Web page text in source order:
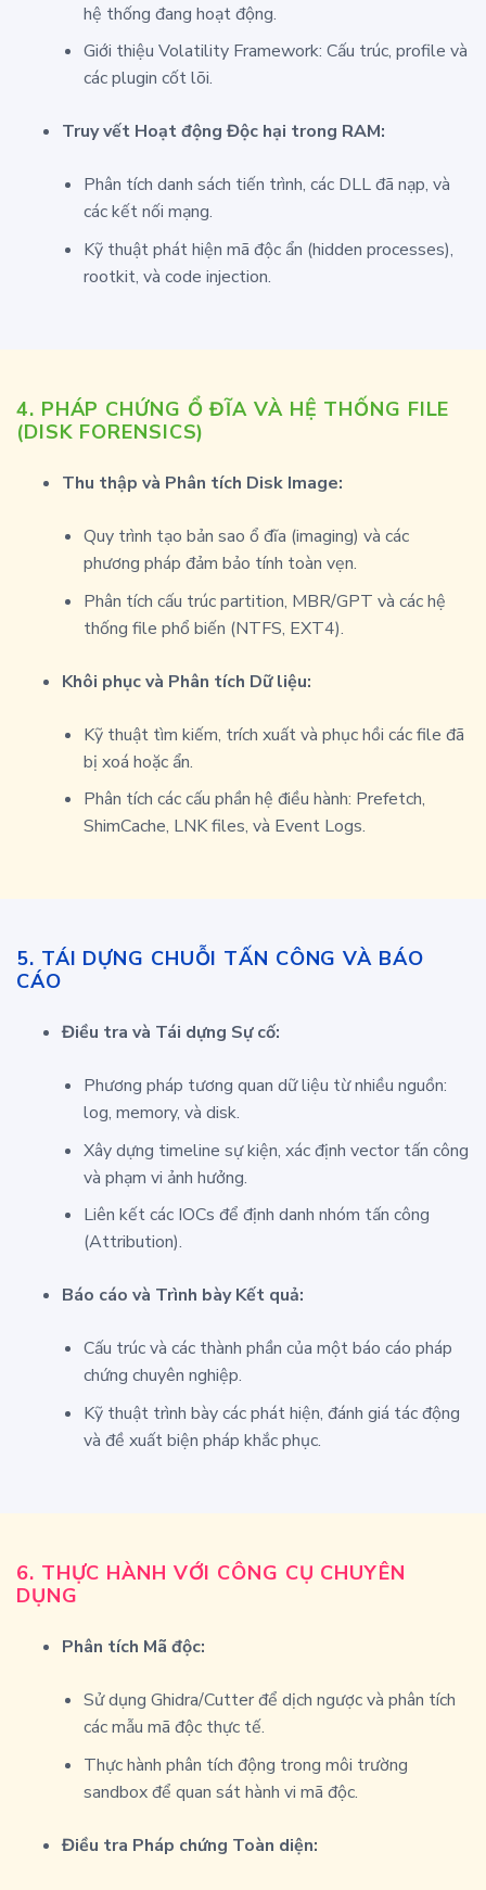
hệ thống đang hoạt động.
Giới thiệu Volatility Framework: Cấu trúc, profile và
các plugin cốt lõi.
Truy vết Hoạt động Độc hại trong RAM:
Phân tích danh sách tiến trình, các DLL đã nạp, và
các kết nối mạng.
Kỹ thuật phát hiện mã độc ẩn (hidden processes),
rootkit, và code injection.
4. PHÁP CHỨNG Ổ ĐĨA VÀ HỆ THỐNG FILE
(DISK FORENSICS)
Thu thập và Phân tích Disk Image:
Quy trình tạo bản sao ổ đĩa (imaging) và các
phương pháp đảm bảo tính toàn vẹn.
Phân tích cấu trúc partition, MBR/GPT và các hệ
thống file phổ biến (NTFS, EXT4).
Khôi phục và Phân tích Dữ liệu:
Kỹ thuật tìm kiếm, trích xuất và phục hồi các file đã
bị xoá hoặc ẩn.
Phân tích các cấu phần hệ điều hành: Prefetch,
ShimCache, LNK files, và Event Logs.
5. TÁI DỰNG CHUỖI TẤN CÔNG VÀ BÁO
CÁO
Điều tra và Tái dựng Sự cố:
Phương pháp tương quan dữ liệu từ nhiều nguồn:
log, memory, và disk.
Xây dựng timeline sự kiện, xác định vector tấn công
và phạm vi ảnh hưởng.
Liên kết các IOCs để định danh nhóm tấn công
(Attribution).
Báo cáo và Trình bày Kết quả:
Cấu trúc và các thành phần của một báo cáo pháp
chứng chuyên nghiệp.
Kỹ thuật trình bày các phát hiện, đánh giá tác động
và đề xuất biện pháp khắc phục.
6. THỰC HÀNH VỚI CÔNG CỤ CHUYÊN
DỤNG
Phân tích Mã độc:
Sử dụng Ghidra/Cutter để dịch ngược và phân tích
các mẫu mã độc thực tế.
Thực hành phân tích động trong môi trường
sandbox để quan sát hành vi mã độc.
Điều tra Pháp chứng Toàn diện: